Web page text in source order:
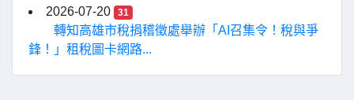
2026-07-20
31
轉知高雄市稅捐稽徵處舉辦「AI召集令！稅與爭
鋒！」租稅圖卡網路...